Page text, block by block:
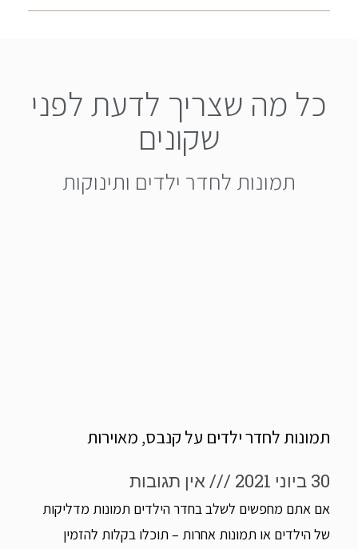
כל מה שצריך לדעת לפני
שקונים
תמונות לחדר ילדים ותינוקות
תמונות לחדר ילדים על קנבס, מאוירות
30 ביוני 2021 אין תגובות
אם אתם מחפשים לשלב בחדר הילדים תמונות מדליקות
של הילדים או תמונות אחרות – תוכלו בקלות להזמין